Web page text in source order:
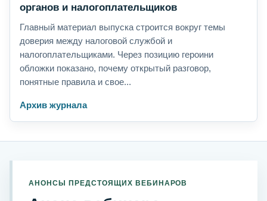
органов и налогоплательщиков
Главный материал выпуска строится вокруг темы
доверия между налоговой службой и
налогоплательщиками. Через позицию героини
обложки показано, почему открытый разговор,
понятные правила и свое...
Архив журнала
АНОНСЫ ПРЕДСТОЯЩИХ ВЕБИНАРОВ